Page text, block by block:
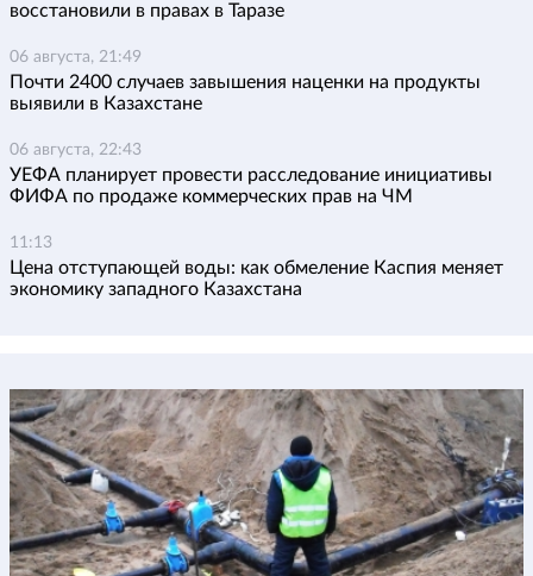
восстановили в правах в Таразе
06 августа, 21:49
Почти 2400 случаев завышения наценки на продукты
выявили в Казахстане
06 августа, 22:43
УЕФА планирует провести расследование инициативы
ФИФА по продаже коммерческих прав на ЧМ
11:13
Цена отступающей воды: как обмеление Каспия меняет
экономику западного Казахстана